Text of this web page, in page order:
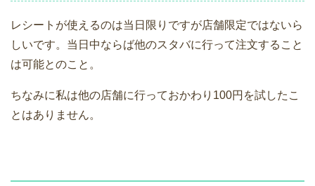
レシートが使えるのは当日限りですが店舗限定ではないら
しいです。当日中ならば他のスタバに行って注文すること
は可能とのこと。
ちなみに私は他の店舗に行っておかわり100円を試したこ
とはありません。